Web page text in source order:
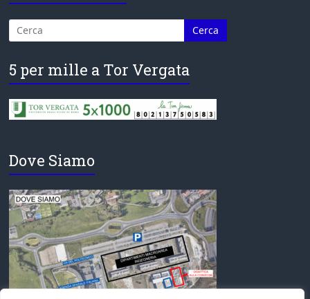
5 per mille a Tor Vergata
Dove Siamo